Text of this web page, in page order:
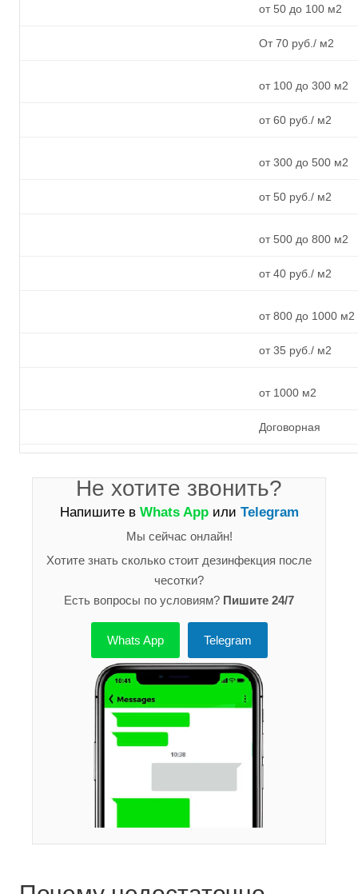
от 50 до 100 м2
От 70 руб./ м2
от 100 до 300 м2
от 60 руб./ м2
от 300 до 500 м2
от 50 руб./ м2
от 500 до 800 м2
от 40 руб./ м2
от 800 до 1000 м2
от 35 руб./ м2
от 1000 м2
Договорная
Не хотите звонить?
Напишите в Whats Appили Telegram
Мы сейчас онлайн!
Хотите знать сколько стоит дезинфекция после
чесотки?
Есть вопросы по условиям? Пишите 24/7
Whats App Telegram